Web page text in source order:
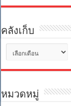
คลังเก็บ
เก็บ
หมวดหมู่